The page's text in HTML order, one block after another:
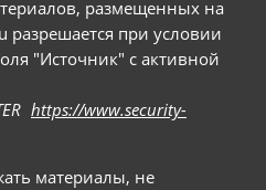
размещенных на
разрешается при условии
"Источник" с активной
https://www.security-
материалы, не